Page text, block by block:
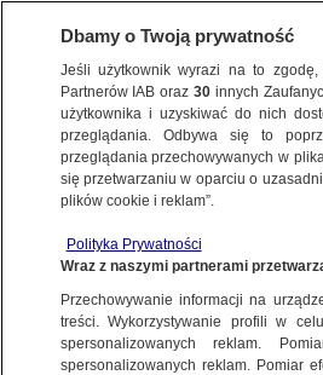
ŚWIAT
że to "stracone
Oprac.Adam Styczek
29.05.2026, 09:33
Dbamy o Twoją prywatność
Jeśli użytkownik wyrazi na to
Partnerów IAB oraz30 innych
użytkownika i uzyskiwać do nich
przeglądania. Odbywa się to
przeglądania przechowywanych w
się przetwarzaniu w oparciu o
plików cookie i reklam”.
Polityka Prywatności
Wraz z naszymi partnerami
Przechowywanie informacji na
treści. Wykorzystywanie profili w
spersonalizowanych reklam.
spersonalizowanych reklam. Pomiar